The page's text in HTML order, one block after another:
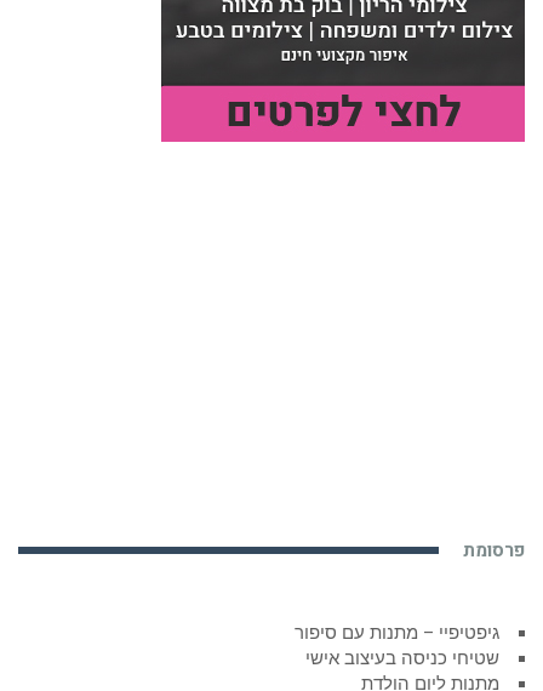
פרסומת
גיפטיפיי – מתנות עם סיפור
שטיחי כניסה בעיצוב אישי
מתנות ליום הולדת